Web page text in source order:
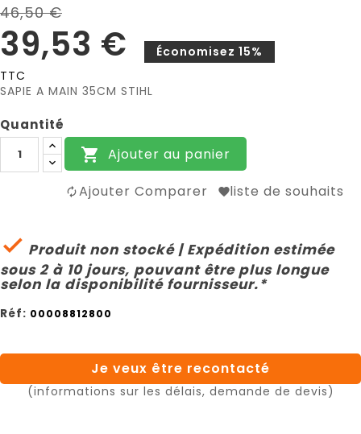
46,50 €
39,53 €
Économisez 15%
TTC
SAPIE A MAIN 35CM STIHL
Quantité
 Ajouter au panier
Ajouter Comparer liste de souhaits
 Produit non stocké | Expédition estimée
sous 2 à 10 jours, pouvant être plus longue
selon la disponibilité fournisseur.*
Réf: 00008812800
Je veux être recontacté
(informations sur les délais, demande de devis)